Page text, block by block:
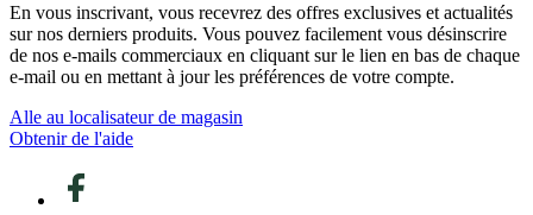
En vous inscrivant, vous recevrez des offres exclusives et actualités
sur nos derniers produits. Vous pouvez facilement vous désinscrire
de nos e-mails commerciaux en cliquant sur le lien en bas de chaque
e-mail ou en mettant à jour les préférences de votre compte.
Alle au localisateur de magasin
Obtenir de l'aide